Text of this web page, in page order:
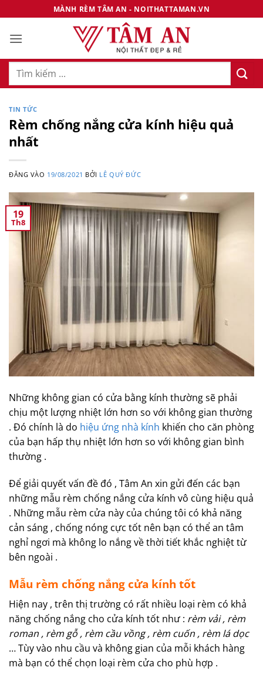
qua
nội
MÀNH RÈM TÂM AN - NOITHATTAMAN.VN
Tìm
TIN TỨC
Rèm chống nắng cửa kính hiệu quả
nhất
ĐĂNG VÀO 19/08/2021 BỞI LÊ QUÝ ĐỨC
19
Th8
Những không gian có cửa bằng kính thường sẽ phải
chịu một lượng nhiệt lớn hơn so với không gian thường
. Đó chính là do hiệu ứng nhà kính khiến cho căn phòng
của bạn hấp thụ nhiệt lớn hơn so với không gian bình
thường .
Để giải quyết vấn đề đó , Tâm An xin gửi đến các bạn
những mẫu rèm chống nắng cửa kính vô cùng hiệu quả
. Những mẫu rèm cửa này của chúng tôi có khả năng
cản sáng , chống nóng cực tốt nên bạn có thể an tâm
nghỉ ngơi mà không lo nắng về thời tiết khắc nghiệt từ
bên ngoài .
Mẫu rèm chống nắng cửa kính tốt
Hiện nay , trên thị trường có rất nhiều loại rèm có khả
năng chống nắng cho cửa kính tốt như : rèm vải , rèm
roman , rèm gỗ , rèm cầu vồng , rèm cuốn , rèm lá dọc
… Tùy vào nhu cầu và không gian của mỗi khách hàng
mà bạn có thể chọn loại rèm cửa cho phù hợp .